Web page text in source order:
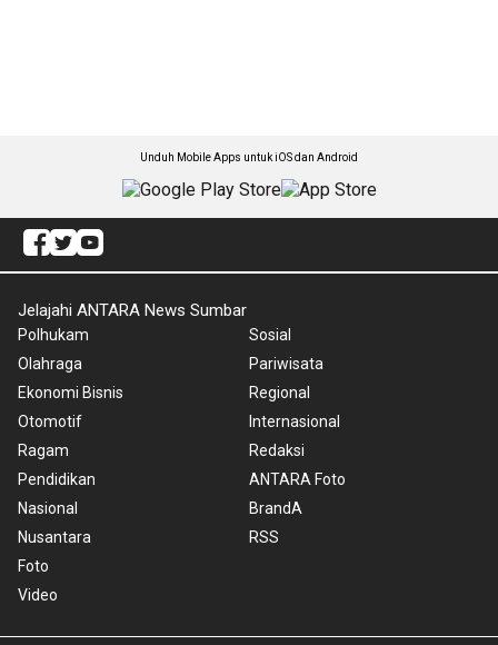
Unduh Mobile Apps untuk iOS dan Android
Jelajahi ANTARA News Sumbar
Polhukam
Olahraga
Ekonomi Bisnis
Otomotif
Ragam
Pendidikan
Nasional
Nusantara
Foto
Video
Sosial
Pariwisata
Regional
Internasional
Redaksi
ANTARA Foto
BrandA
RSS